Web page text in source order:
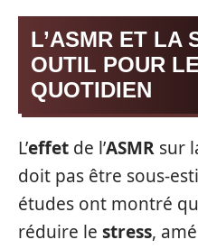
L’ASMR ET LA
OUTIL POUR
QUOTIDIEN
L’effet de l’ASMR sur
doit pas être sous-
études ont montré
réduire le stress,